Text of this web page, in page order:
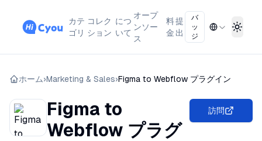
カテ
ゴリ
コレク
ション
につ
いて
オープ
ンソー
ス
料
金
提
出
バ
ッ
ジ
ホーム›Marketing & Sales›Figma to Webflow プラグイン
Figma to
Webflow プラグ
訪問